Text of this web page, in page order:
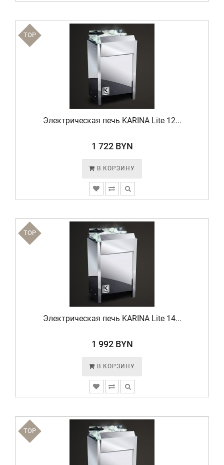
TOP
Электрическая печь KARINA Lite 12...
1 722 BYN
В КОРЗИНУ
TOP
Электрическая печь KARINA Lite 14...
1 992 BYN
В КОРЗИНУ
TOP